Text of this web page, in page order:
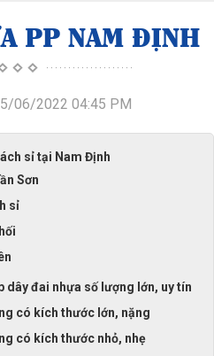
PP NAM ĐỊNH
06/2022 04:45 PM
sỉ tại Nam Định
Sơn
sỉ
dây đai nhựa số lượng lớn, uy tín
có kích thước lớn, nặng
có kích thước nhỏ, nhẹ